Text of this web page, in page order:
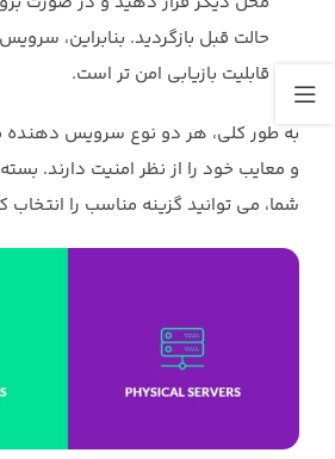
حالت قبل بازگردید. بنابراین،
قابلیت بازیابی امن تر است.
به طور کلی، هر دو نوع سرویس دهنده
و معایب خود را از نظر امنیت دارند.
شما، می توانید گزینه مناسب را انتخاب